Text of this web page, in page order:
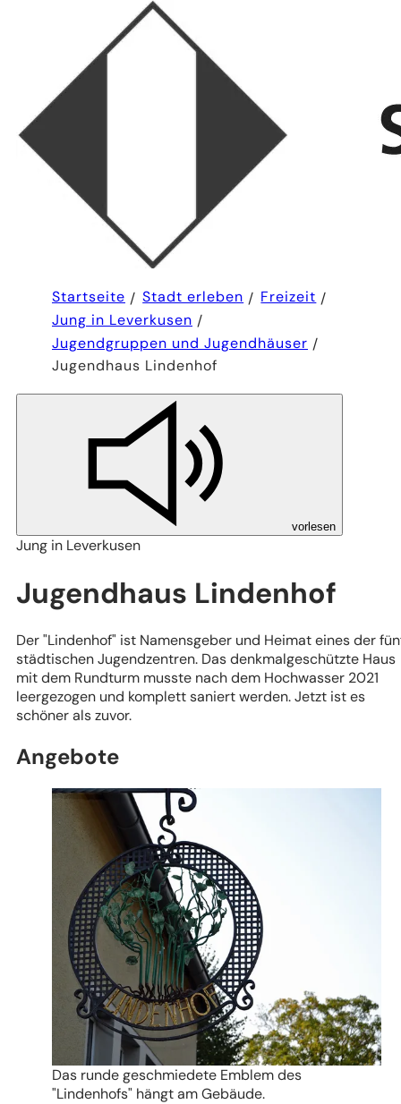
Startseite Stadt erleben
Freizeit
Jung in Leverkusen
Jugendgruppen und Jugendhäuser
Jugendhaus Lindenhof
vorlesen
Jung in Leverkusen
Jugendhaus Lindenhof
Der "Lindenhof" ist Namensgeber und Heimat eines der
städtischen Jugendzentren. Das denkmalgeschützte Haus
mit dem Rundturm musste nach dem Hochwasser 2021
leergezogen und komplett saniert werden. Jetzt ist es
schöner als zuvor.
Angebote
Das runde geschmiedete Emblem des
"Lindenhofs" hängt am Gebäude.